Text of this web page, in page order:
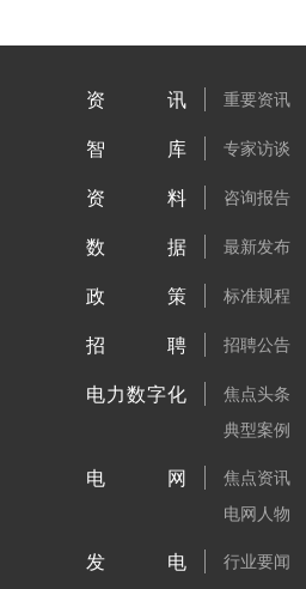
资讯 重要资讯
智库 专家访谈
资料 咨询报告
数据 最新发布
政策 标准规程
招聘 招聘公告
电力数字化 焦点头条
典型案例
电网 焦点资讯
电网人物
发电 行业要闻